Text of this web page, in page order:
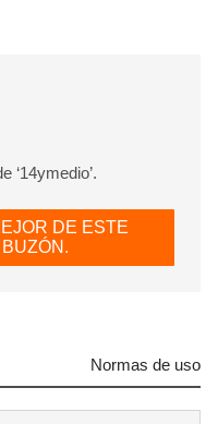
‘14ymedio’.
DE ESTE
Normas de uso